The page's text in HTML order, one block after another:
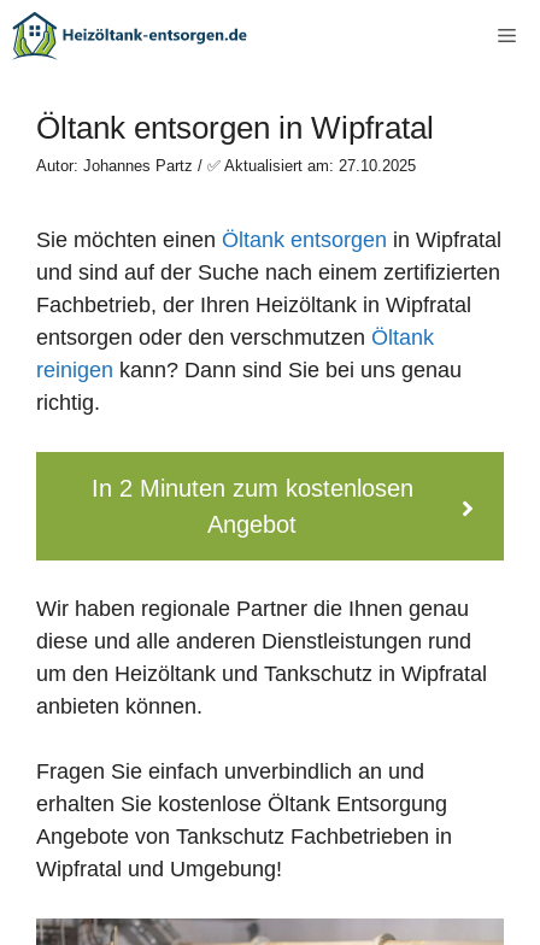
Zum
Inhalt
Öltank entsorgen in Wipfratal
Autor: Johannes Partz / ✅ Aktualisiert am: 27.10.2025
Sie möchten einen Öltank entsorgen in Wipfratal
und sind auf der Suche nach einem zertifizierten
Fachbetrieb, der Ihren Heizöltank in Wipfratal
entsorgen oder den verschmutzen Öltank
reinigen kann? Dann sind Sie bei uns genau
richtig.
In 2 Minuten zum kostenlosen
Angebot
Wir haben regionale Partner die Ihnen genau
diese und alle anderen Dienstleistungen rund
um den Heizöltank und Tankschutz in Wipfratal
anbieten können.
Fragen Sie einfach unverbindlich an und
erhalten Sie kostenlose Öltank Entsorgung
Angebote von Tankschutz Fachbetrieben in
Wipfratal und Umgebung!